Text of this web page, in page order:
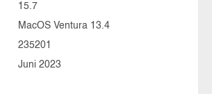
15.7
MacOS Ventura 13.4
235201
Juni 2023